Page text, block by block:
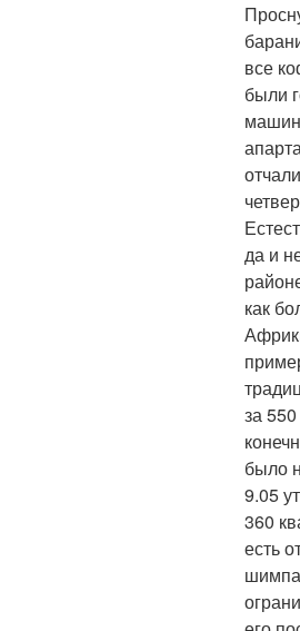
все
были
да и
как
за
было
9.05
360
есть